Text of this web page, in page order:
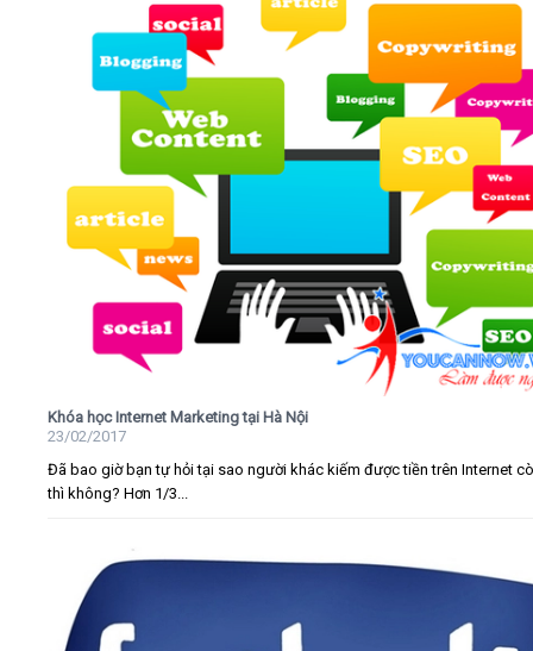
Khóa học Internet Marketing tại Hà Nội
23/02/2017
Đã bao giờ bạn tự hỏi tại sao người khác kiếm được tiền trên Internet
thì không? Hơn 1/3...